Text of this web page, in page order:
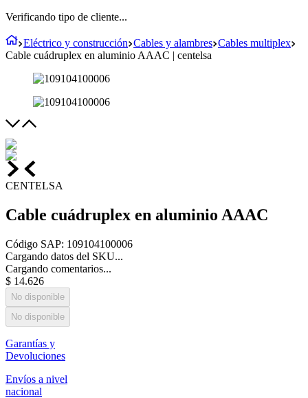
Verificando tipo de cliente...
Eléctrico y construcción Cables y alambres Cables multiplex
Cable cuádruplex en aluminio AAAC | centelsa
CENTELSA
Cable cuádruplex en aluminio AAAC
Código SAP: 109104100006
Cargando datos del SKU...
Cargando comentarios...
$ 14.626
No disponible
No disponible
Garantías y
Devoluciones
Envíos a nivel
nacional